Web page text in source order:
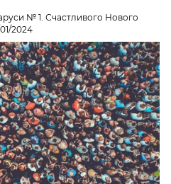
№ 1. Счастливого Нового
2024